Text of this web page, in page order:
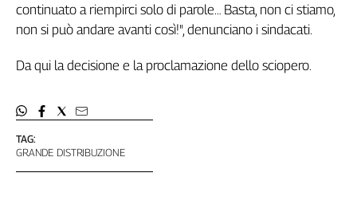
Inserti
Diffusa
Le
trasmissioni
tv
TAG:
GRANDE DISTRIBUZIONE
continuato a riempirci solo di parole… Basta, non ci stiamo,
non si può andare avanti così!", denunciano i sindacati.
Da qui la decisione e la proclamazione dello sciopero.